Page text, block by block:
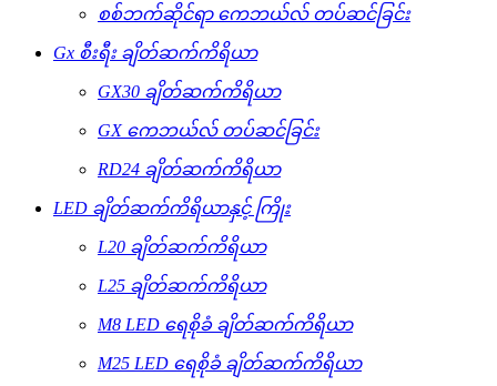
စစ်ဘက်ဆိုင်ရာ ကေဘယ်လ် တပ်ဆင်ခြင်း
Gx စီးရီး ချိတ်ဆက်ကိရိယာ
GX30 ချိတ်ဆက်ကိရိယာ
GX ကေဘယ်လ် တပ်ဆင်ခြင်း
RD24 ချိတ်ဆက်ကိရိယာ
LED ချိတ်ဆက်ကိရိယာနှင့် ကြိုး
L20 ချိတ်ဆက်ကိရိယာ
L25 ချိတ်ဆက်ကိရိယာ
M8 LED ရေစိုခံ ချိတ်ဆက်ကိရိယာ
M25 LED ရေစိုခံ ချိတ်ဆက်ကိရိယာ